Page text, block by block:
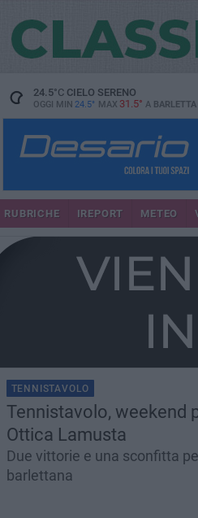
24.5°CCIELO SERENO
OGGI MIN 24.5° MAX 31.5° A BARLETTA
RUBRICHE IREPORT METEO
TENNISTAVOLO
Tennistavolo, weekend
Ottica Lamusta
Due vittorie e una sconfitta
barlettana